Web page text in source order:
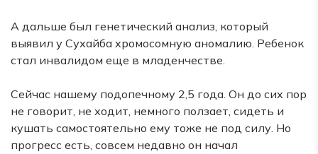
А дальше был генетический анализ, который
выявил у Сухайба хромосомную аномалию. Ребенок
стал инвалидом еще в младенчестве.
Сейчас нашему подопечному 2,5 года. Он до сих пор
не говорит, не ходит, немного ползает, сидеть и
кушать самостоятельно ему тоже не под силу. Но
прогресс есть, совсем недавно он начал